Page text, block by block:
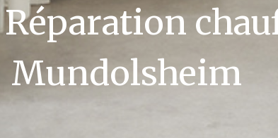
Réparation
Mundolsheim